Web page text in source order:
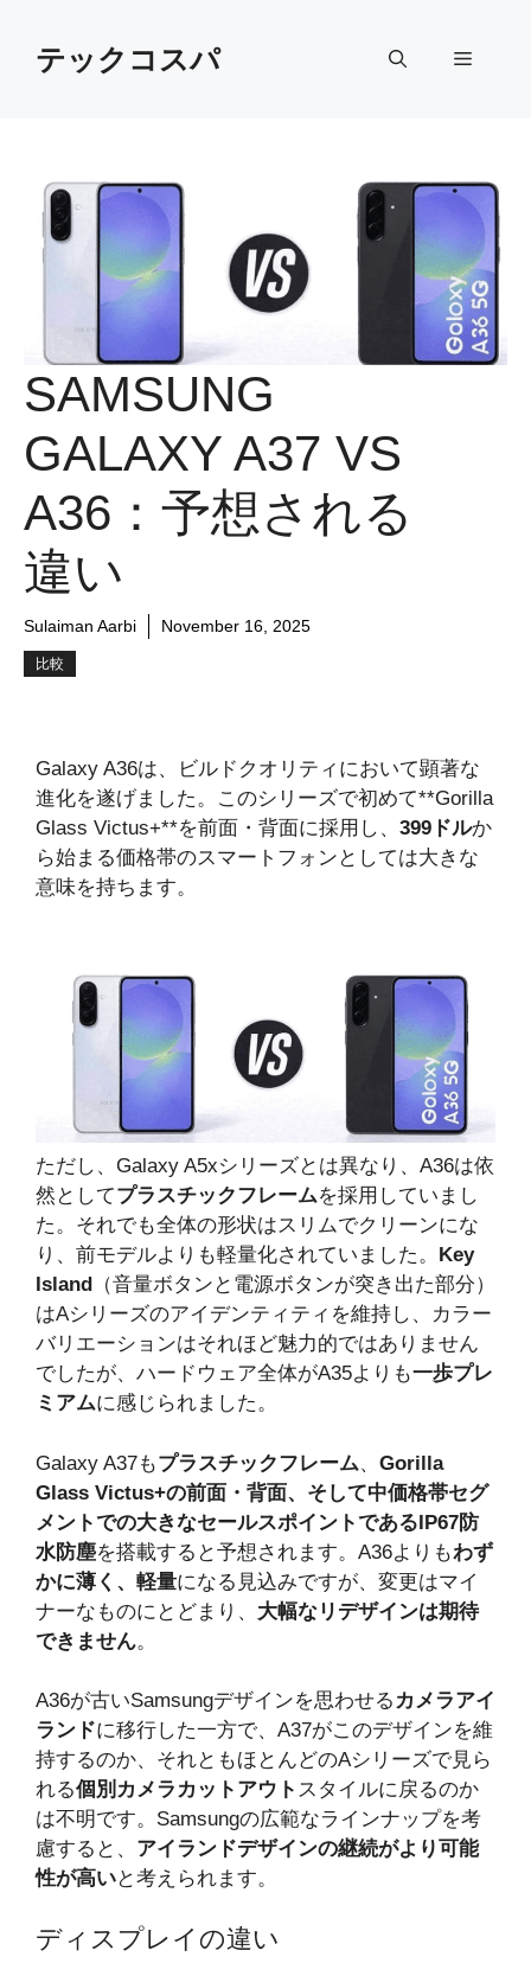
contentテックコスパ Menu
SAMSUNG
GALAXY A37 VS
A36：予想される
違い
Sulaiman Aarbi November 16, 2025
比較
Galaxy A36は、ビルドクオリティにおいて顕著な
進化を遂げました。このシリーズで初めて**Gorilla
Glass Victus+**を前面・背面に採用し、 399ドルか
ら始まる価格帯のスマートフォンとしては大きな
意味を持ちます。
ただし、Galaxy A5xシリーズとは異なり、A36は依
然としてプラスチックフレームを採用していまし
た。それでも全体の形状はスリムでクリーンにな
り、前モデルよりも軽量化されていました。
Key
Island
（音量ボタンと電源ボタンが突き出た部分）
はAシリーズのアイデンティティを維持し、カラー
バリエーションはそれほど魅力的ではありません
でしたが、ハードウェア全体がA35よりも一歩プレ
ミアムに感じられました。
Galaxy A37もプラスチックフレーム、 Gorilla
Glass Victus+の前面・背面、そして中価格帯セグ
メントでの大きなセールスポイントであるIP67防
水防塵を搭載すると予想されます。A36よりもわず
かに薄く、軽量になる見込みですが、変更はマイ
ナーなものにとどまり、 大幅なリデザインは期待
できません。
A36が古いSamsungデザインを思わせる カメラアイ
ランドに移行した一方で、A37がこのデザインを維
持するのか、それともほとんどのAシリーズで見ら
れる個別カメラカットアウト スタイルに戻るのか
は不明です。Samsungの広範なラインナップを考
慮すると、 アイランドデザインの継続がより可能
性が高いと考えられます。
ディスプレイの違い